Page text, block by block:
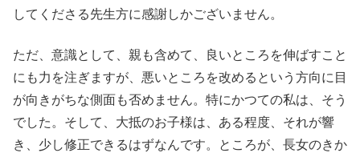
してくださる先生方に感謝しかございません。
ただ、意識として、親も含めて、良いところを伸ばすこと
にも力を注ぎますが、悪いところを改めるという方向に目
が向きがちな側面も否めません。特にかつての私は、そう
でした。そして、大抵のお子様は、ある程度、それが響
き、少し修正できるはずなんです。ところが、長女のきか